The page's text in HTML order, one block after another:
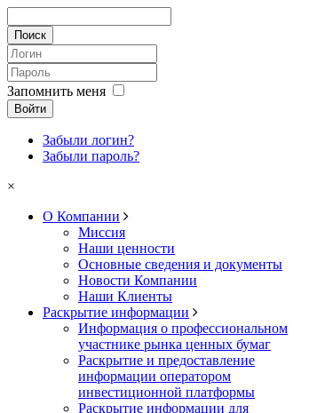
Запомнить меня
Войти
Забыли логин?
Забыли пароль?
×
О Компании
Миссия
Наши ценности
Основные сведения и документы
Новости Компании
Наши Клиенты
Раскрытие информации
Информация о профессиональном
участнике рынка ценных бумаг
Раскрытие и предоставление
информации оператором
инвестиционной платформы
Раскрытие информации для